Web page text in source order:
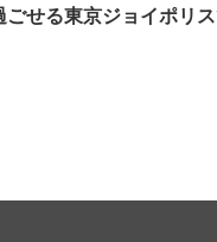
ごせる東京ジョイポリ